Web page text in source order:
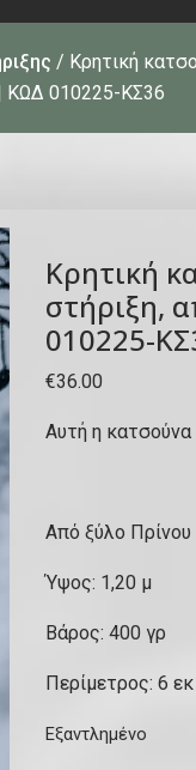
/ Κρητική
ΚΩΔ 010225-ΚΣ36
Κρητική
στήριξη,
010225-
€36.00
Αυτή η κατσούνα
Από ξύλο Πρίνου
Ύψος: 1,20 μ
Βάρος: 400 γρ
Περίμετρος: 6 εκ
Εξαντλημένο